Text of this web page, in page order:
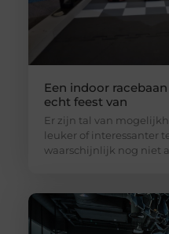
Een indoor
echt feest van
Er zijn tal van
leuker of interessanter
waarschijnlijk nog niet